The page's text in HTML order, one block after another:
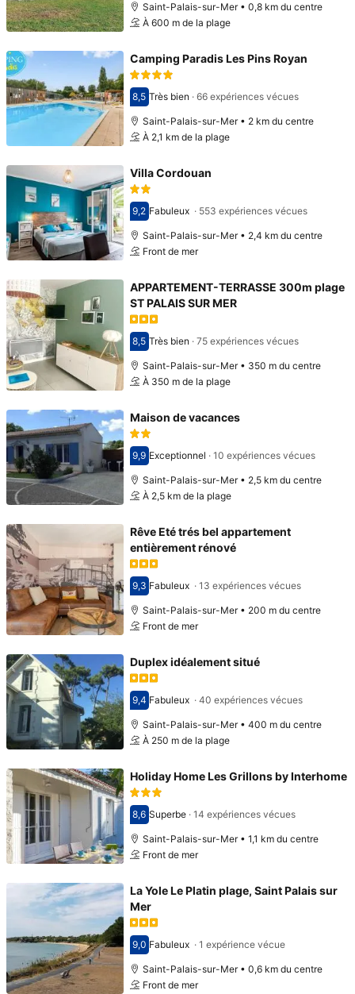
Saint-Palais-sur-Mer • 0,8 km du centre
À 600 m de la plage
Camping Paradis Les Pins Royan
Avec une note de 8,5
8,5 Très bien · 66 expériences vécues
Saint-Palais-sur-Mer • 2 km du centre
À 2,1 km de la plage
Villa Cordouan
Avec une note de 9,2
9,2 Fabuleux · 553 expériences vécues
Saint-Palais-sur-Mer • 2,4 km du centre
Front de mer
APPARTEMENT-TERRASSE 300m plage
ST PALAIS SUR MER
Avec une note de 8,5
8,5 Très bien · 75 expériences vécues
Saint-Palais-sur-Mer • 350 m du centre
À 350 m de la plage
Maison de vacances
Avec une note de 9,9
9,9 Exceptionnel · 10 expériences vécues
Saint-Palais-sur-Mer • 2,5 km du centre
À 2,5 km de la plage
Rêve Eté trés bel appartement
entièrement rénové
Avec une note de 9,3
9,3 Fabuleux · 13 expériences vécues
Saint-Palais-sur-Mer • 200 m du centre
Front de mer
Duplex idéalement situé
Avec une note de 9,4
9,4 Fabuleux · 40 expériences vécues
Saint-Palais-sur-Mer • 400 m du centre
À 250 m de la plage
Holiday Home Les Grillons by Interhome
Avec une note de 8,6
8,6 Superbe· 14 expériences vécues
Saint-Palais-sur-Mer • 1,1 km du centre
Front de mer
La Yole Le Platin plage, Saint Palais sur
Mer
Avec une note de 9,0
9,0 Fabuleux · 1 expérience vécue
Saint-Palais-sur-Mer • 0,6 km du centre
Front de mer